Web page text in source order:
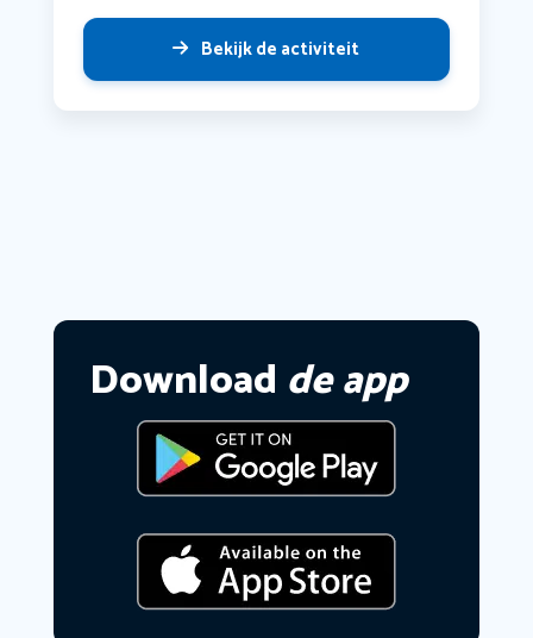
Bekijk de activiteit
Download de app